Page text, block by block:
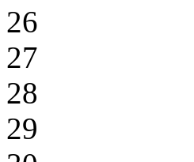
26
27
28
29